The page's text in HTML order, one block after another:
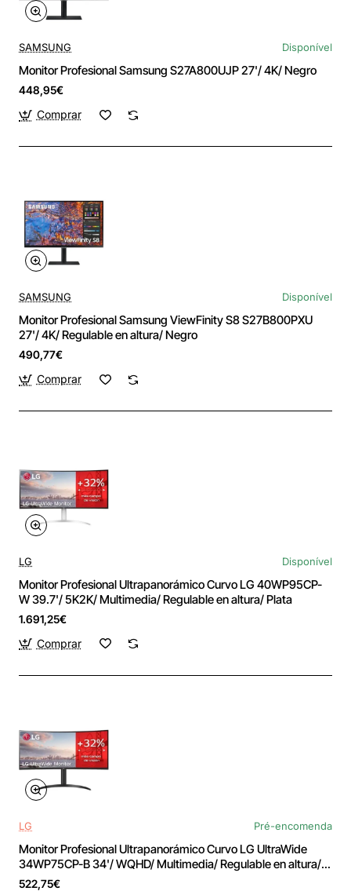
SAMSUNG Disponível
Monitor Profesional Samsung S27A800UJP 27'/ 4K/ Negro
448,95€
Comprar
SAMSUNG Disponível
Monitor Profesional Samsung ViewFinity S8 S27B800PXU
27'/ 4K/ Regulable en altura/ Negro
490,77€
Comprar
LG Disponível
Monitor Profesional Ultrapanorámico Curvo LG 40WP95CP-
W 39.7'/ 5K2K/ Multimedia/ Regulable en altura/ Plata
1.691,25€
Comprar
LG Pré-encomenda
Monitor Profesional Ultrapanorámico Curvo LG UltraWide
34WP75CP-B 34'/ WQHD/ Multimedia/ Regulable en altura/
Negro
522,75€